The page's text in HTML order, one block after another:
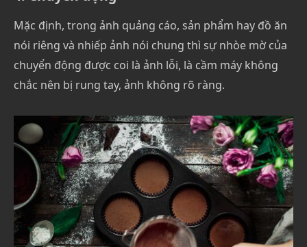
Mặc định, trong ảnh quảng cáo, sản phẩm hay đồ ăn
nói riêng và nhiếp ảnh nói chung thì sự nhòe mờ của
chuyển động được coi là ảnh lỗi, là cầm máy không
chắc nên bị rung tay, ảnh không rõ ràng.